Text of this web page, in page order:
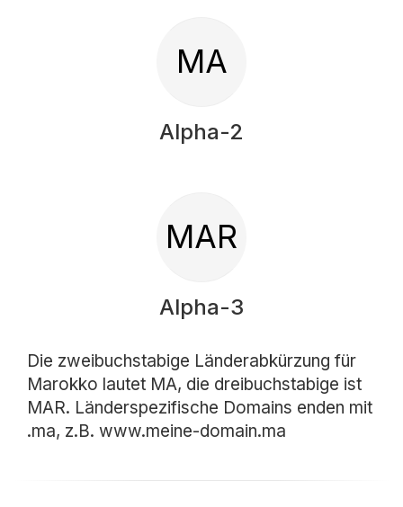
MA
Alpha-2
MAR
Alpha-3
Die zweibuchstabige Länderabkürzung für
Marokko lautet MA, die dreibuchstabige ist
MAR. Länderspezifische Domains enden mit
.ma, z.B. www.meine-domain.ma